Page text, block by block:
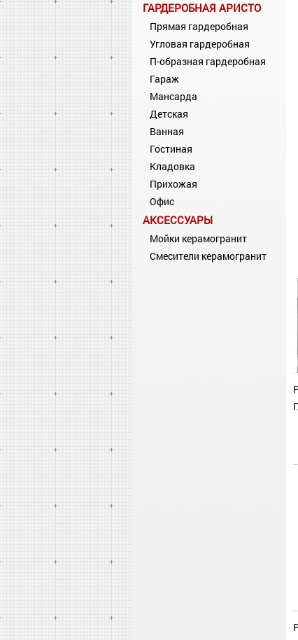
ГАРДЕРОБНАЯ АРИСТО
Прямая гардеробная
Угловая гардеробная
П-образная гардеробная
Гараж
Мансарда
Детская
Ванная
Гостиная
Кладовка
Прихожая
Офис
АКСЕССУАРЫ
Мойки керамогранит
Смесители керамогранит